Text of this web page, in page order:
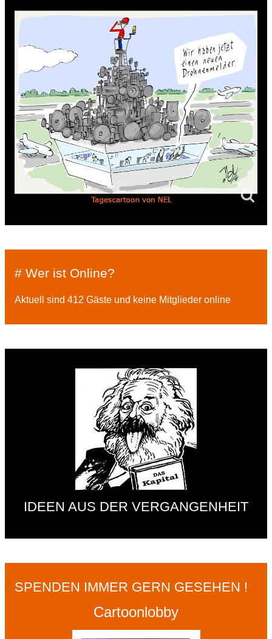
# Wer ist Online?
Aktuell sind 412 Gäste und keine Mitglieder online
IDEEN AUS DER VERGANGENHEIT
SPENDEN IMMER GERN GESEHEN !
Cartoonlobby